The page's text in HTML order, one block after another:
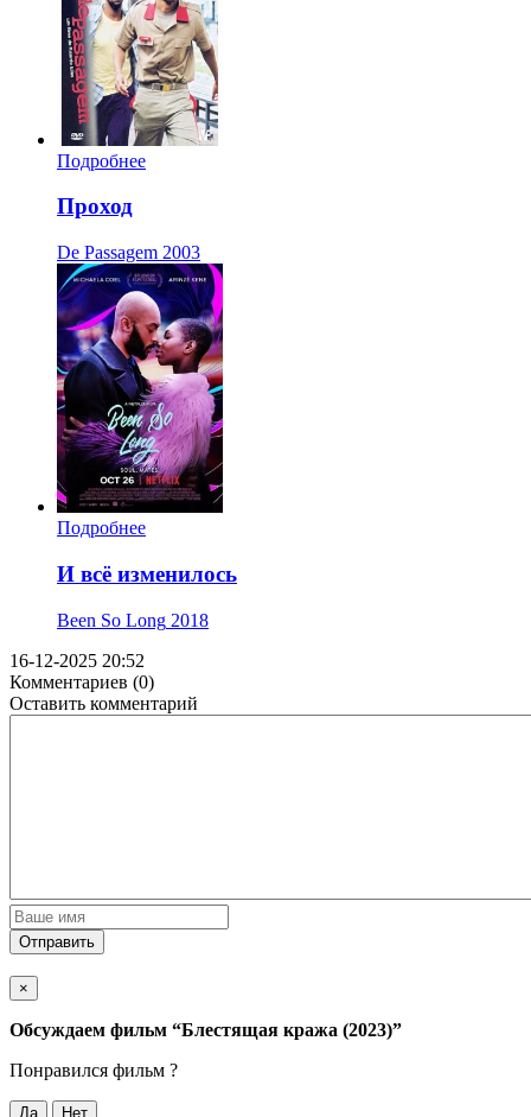
Подробнее
Проход
De Passagem 2003
Подробнее
И всё изменилось
Been So Long 2018
16-12-2025 20:52
Комментариев (0)
Оставить комментарий
Отправить
×
Обсуждаем фильм “Блестящая кража (2023)”
Понравился фильм ?
Да Нет